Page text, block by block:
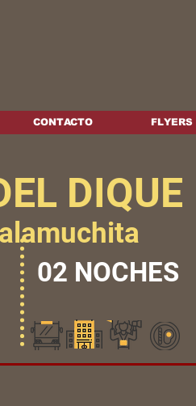
CONTACTO FLYERS
DIQUE
02 NOCHES